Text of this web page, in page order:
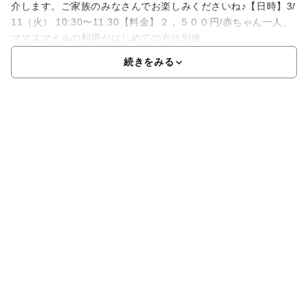
介します。ご家族のみなさんでお楽しみくださいね♪【日時】3/
11（火） 10:30〜11:30【料金】２，５００円/赤ちゃん一人、
ママスマイルの利用がはじめての方は別途
続きをみる